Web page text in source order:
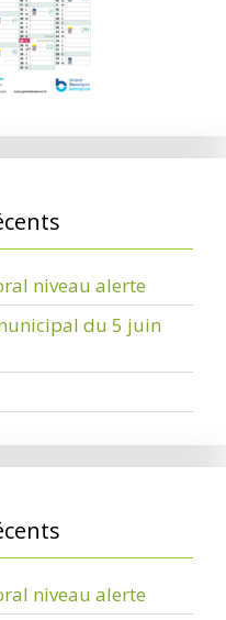
niveau alerte
du 5 juin
niveau alerte